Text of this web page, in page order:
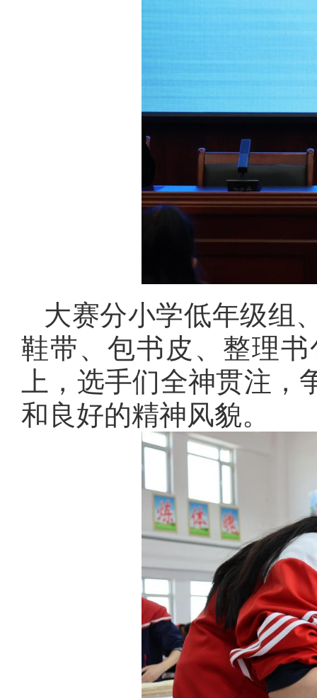
大赛分小学低年级组
鞋带、包书皮、整理
上，选手们全神贯注
和良好的精神风貌。